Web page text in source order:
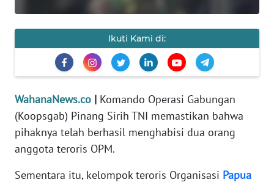
Ikuti Kami di:
WahanaNews.co | Komando Operasi Gabungan
(Koopsgab) Pinang Sirih TNI memastikan bahwa
pihaknya telah berhasil menghabisi dua orang
anggota teroris OPM.
Sementara itu, kelompok teroris Organisasi Papua
OLAHRAGA
OPINI
EDITORIAL
Informasi